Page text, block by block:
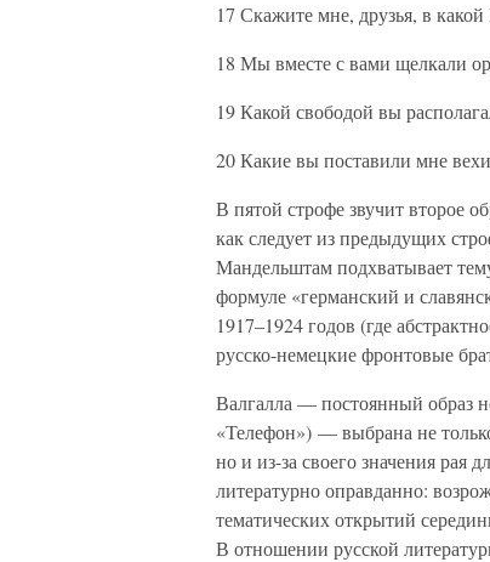
17 Скажите мне, друзья, в какой
18 Мы вместе с вами щелкали
19 Какой свободой вы
20 Какие вы поставили мне
В пятой строфе звучит второе
как следует из предыдущих
Мандельштам подхватывает
формуле «германский и
1917–1924 годов (где
русско-немецкие фронтовые
Валгалла — постоянный образ
«Телефон») — выбрана не
но и из-за своего значения
литературно оправданно:
тематических открытий
В отношении русской